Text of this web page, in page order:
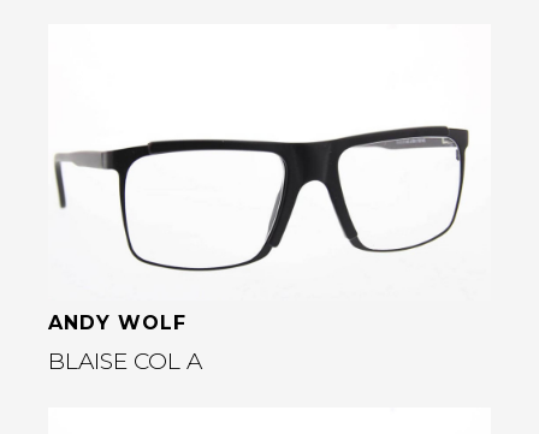
ANDY WOLF
BLAISE COL A